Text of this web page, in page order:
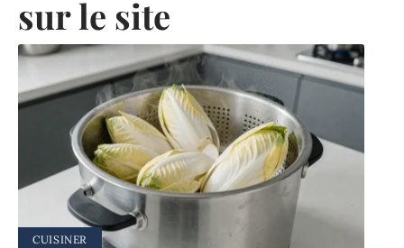
sur le site
CUISINER